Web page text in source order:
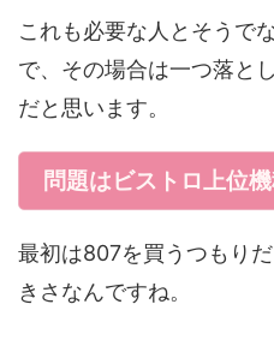
これも必要な人とそうで
で、その場合は一つ落と
だと思います。
問題はビストロ上位
最初は807を買うつもり
きさなんですね。